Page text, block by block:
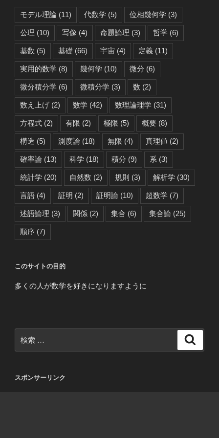
モデル理論 (11) 代数学 (5) 位相幾何学 (3)
公理 (10) 写像 (4) 命題論理 (3) 哲学 (6)
基数 (5) 基礎 (66) 宇宙 (4) 定義 (11)
実用的数学 (8) 幾何学 (10) 微分 (6)
微分積分学 (6) 微積分学 (3) 数 (2)
数え上げ (2) 数学 (42) 数理論理学 (31)
方程式 (2) 有限 (2) 極限 (5) 概要 (8)
構造 (5) 測度論 (18) 無限 (4) 真理値 (2)
確率論 (13) 科学 (18) 積分 (9) 系 (3)
統計学 (20) 自然数 (2) 規則 (3) 解析学 (30)
言語 (4) 証明 (2) 証明論 (10) 超数学 (7)
述語論理 (3) 関係 (2) 集合 (6) 集合論 (25)
順序 (7)
このサイトの目的
多くの人が数学を好きになりますように
索:
スポンサーリンク